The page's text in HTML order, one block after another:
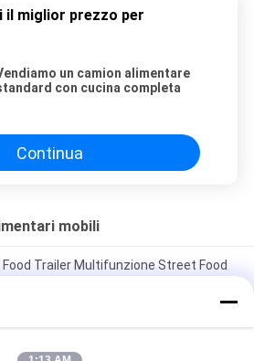
il miglior prezzo per
un camion alimentare
con cucina completa
Continua
mobili
Trailer Multifunzione Street Food
Fast food completamente